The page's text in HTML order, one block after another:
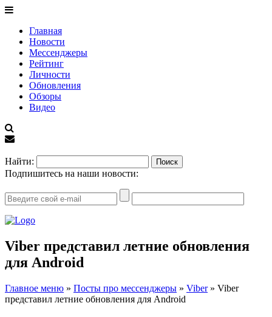
Главная
Новости
Мессенджеры
Рейтинг
Личности
Обновления
Обзоры
Видео
Найти:
Подпишитесь на наши новости:
Viber представил летние обновления
для Android
Главное меню » Посты про мессенджеры » Viber» Viber
представил летние обновления для Android